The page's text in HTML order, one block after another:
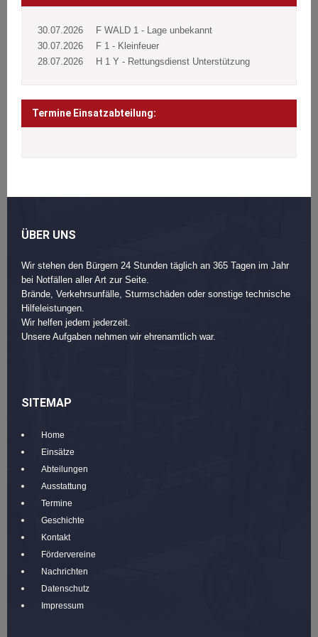
30.07.2026
F WALD 1 - Lage unbekannt
30.07.2026
F 1 - Kleinfeuer
28.07.2026
H 1 Y - Rettungsdienst Unterstützung
Termine Einsatzabteilung:
ÜBER UNS
Wir stehen den Bürgern 24 Stunden täglich an 365 Tagen im Jahr
bei Notfällen aller Art zur Seite.
Brände, Verkehrsunfälle, Sturmschäden oder sonstige technische
Hilfeleistungen.
Wir helfen jedem jederzeit.
Unsere Aufgaben nehmen wir ehrenamtlich war.
SITEMAP
Home
Einsätze
Abteilungen
Ausstattung
Termine
Geschichte
Kontakt
Fördervereine
Nachrichten
Datenschutz
Impressum